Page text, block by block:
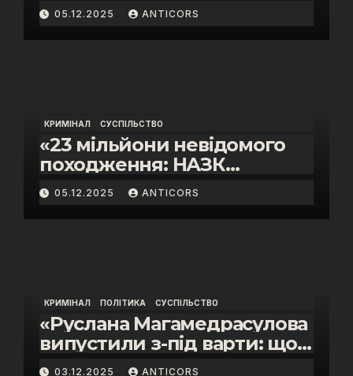
05.12.2025 ANTICORS
КРИМІНАЛ СУСПІЛЬСТВО
«23 мільйони невідомого
походження: НАЗК
викрило розкішне життя
інспектора митниці “Тиса”
Василя Пупени»
05.12.2025 ANTICORS
КРИМІНАЛ ПОЛІТИКА СУСПІЛЬСТВО
«Руслана Магамедрасулова
випустили з-під варти: що
відбувалось у залі суду»
03.12.2025 ANTICORS